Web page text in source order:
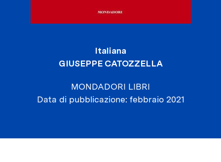
Italiana
GIUSEPPE CATOZZELLA
MONDADORI LIBRI
Data di pubblicazione febbraio 2021